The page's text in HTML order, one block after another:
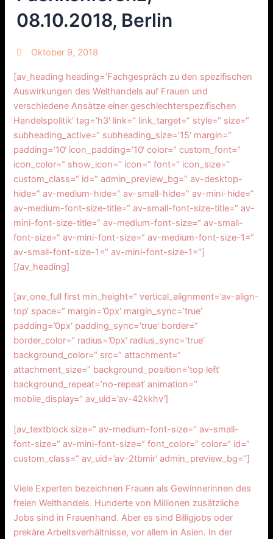
08.10.2018, Berlin
Oktober 9, 2018
[av_heading heading=’Fachgespräch zu den spezifischen
Auswirkungen des Welthandels auf Frauen und
verschiedene Ansätze einer geschlechterspezifischen
Handelspolitik‘ tag=’h3′ link=“ link_target=“ style=“ size=“
subheading_active=“ subheading_size=’15‘ margin=“
padding=’10‘ icon_padding=’10‘ color=“ custom_font=“
icon_color=“ show_icon=“ icon=“ font=“ icon_size=“
custom_class=“ id=“ admin_preview_bg=“ av-desktop-
hide=“ av-medium-hide=“ av-small-hide=“ av-mini-hide=“
av-medium-font-size-title=“ av-small-font-size-title=“ av-
mini-font-size-title=“ av-medium-font-size=“ av-small-
font-size=“ av-mini-font-size=“ av-medium-font-size-1=“
av-small-font-size-1=“ av-mini-font-size-1=“]
[/av_heading]
[av_one_full first min_height=“ vertical_alignment=’av-align-
top‘ space=“ margin=’0px‘ margin_sync=’true‘
padding=’0px‘ padding_sync=’true‘ border=“
border_color=“ radius=’0px‘ radius_sync=’true‘
background_color=“ src=“ attachment=“
attachment_size=“ background_position=’top left‘
background_repeat=’no-repeat‘ animation=“
mobile_display=“ av_uid=’av-42kkhv‘]
[av_textblock size=“ av-medium-font-size=“ av-small-
font-size=“ av-mini-font-size=“ font_color=“ color=“ id=“
custom_class=“ av_uid=’av-2tbmir‘ admin_preview_bg=“]
Viele Experten bezeichnen Frauen als Gewinnerinnen des
freien Welthandels. Hunderte von Millionen zusätzliche
Jobs sind in Frauenhand. Aber es sind Billigjobs oder
prekäre Arbeitsverhältnisse, vor allem in Asien. In der